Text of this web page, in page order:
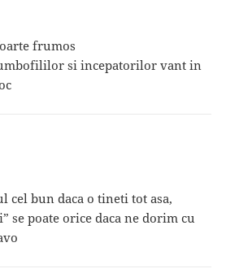
frumos
si incepatorilor vant in
cel bun daca o tineti tot asa,
se poate orice daca ne dorim cu